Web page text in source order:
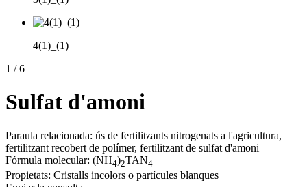
4(1)_(1)
1 / 6
Sulfat d'amoni
Paraula relacionada: ús de fertilitzants nitrogenats a l'agricultura,
fertilitzant recobert de polímer, fertilitzant de sulfat d'amoni
Fórmula molecular: (NH4)2TAN4
Propietats: Cristalls incolors o partícules blanques